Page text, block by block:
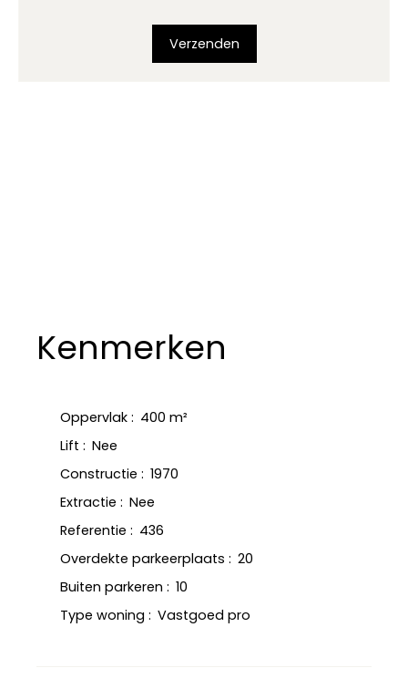
Verzenden
Kenmerken
Oppervlak : 400 m²
Lift : Nee
Constructie : 1970
Extractie : Nee
Referentie : 436
Overdekte parkeerplaats : 20
Buiten parkeren : 10
Type woning : Vastgoed pro